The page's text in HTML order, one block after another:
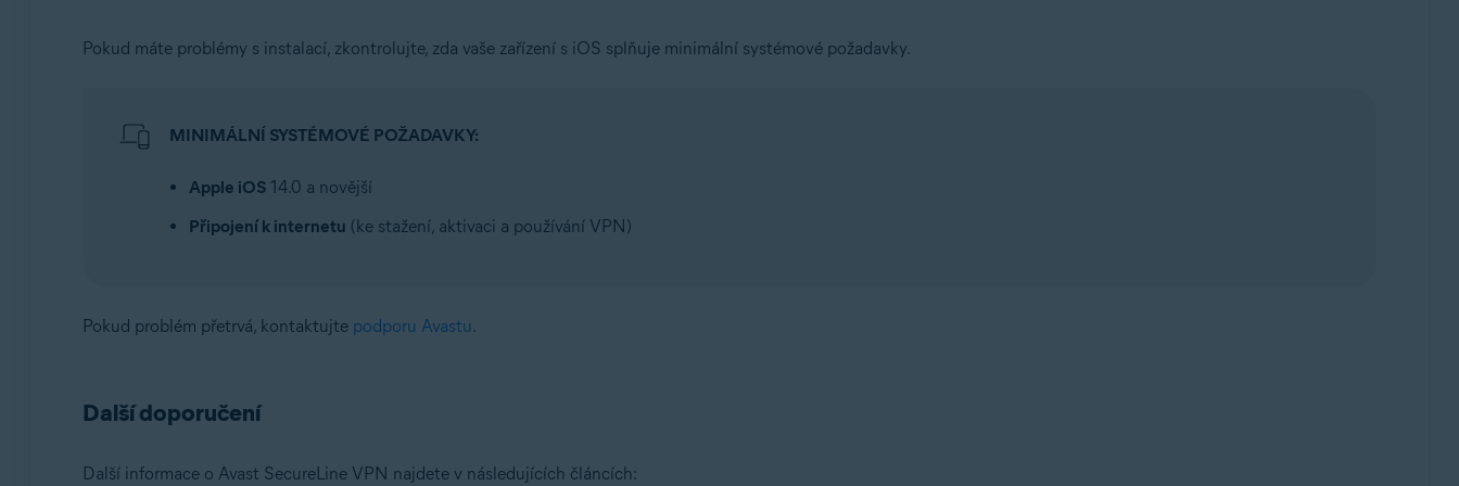
Pokud máte problémy s instalací, zkontrolujte, zda vaše zařízení s iOS splňuje minimální systémové požadavky.
MINIMÁLNÍ SYSTÉMOVÉ POŽADAVKY:
Apple iOS14.0 a novější
Připojení k internetu (ke stažení, aktivaci a používání VPN)
Pokud problém přetrvá, kontaktujte podporu Avastu.
Další doporučení
Další informace o Avast SecureLine VPN najdete v následujících článcích: